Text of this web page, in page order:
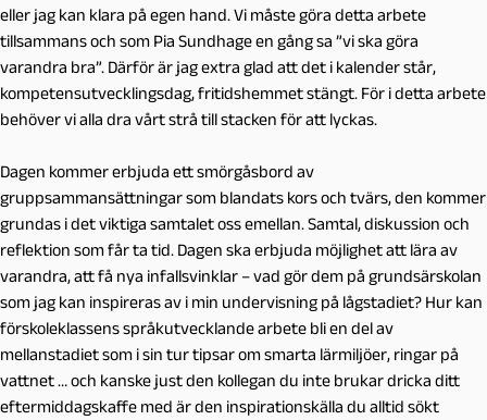
eller jag kan klara på egen hand. Vi måste göra detta arbete
tillsammans och som Pia Sundhage en gång sa ”vi ska göra
varandra bra”. Därför är jag extra glad att det i kalender står,
kompetensutvecklingsdag, fritidshemmet stängt. För i detta arbete
behöver vi alla dra vårt strå till stacken för att lyckas.
Dagen kommer erbjuda ett smörgåsbord av
gruppsammansättningar som blandats kors och tvärs, den kommer
grundas i det viktiga samtalet oss emellan. Samtal, diskussion och
reflektion som får ta tid. Dagen ska erbjuda möjlighet att lära av
varandra, att få nya infallsvinklar – vad gör dem på grundsärskolan
som jag kan inspireras av i min undervisning på lågstadiet? Hur kan
förskoleklassens språkutvecklande arbete bli en del av
mellanstadiet som i sin tur tipsar om smarta lärmiljöer, ringar på
vattnet … och kanske just den kollegan du inte brukar dricka ditt
eftermiddagskaffe med är den inspirationskälla du alltid sökt